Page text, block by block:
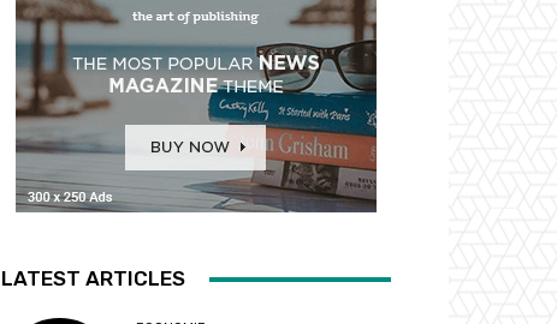
LATEST ARTICLES